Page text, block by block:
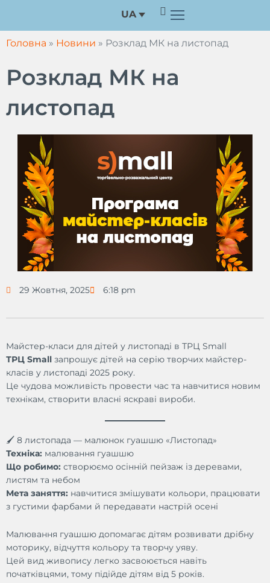
вмісту
UA
Головна » Новини » Розклад МК на листопад
Розклад МК на
листопад
29 Жовтня, 2025 6:18 pm
Майстер-класи для дітей у листопаді в ТРЦ Small
ТРЦ Small запрошує дітей на серію творчих майстер-
класів у листопаді 2025 року.
Це чудова можливість провести час та навчитися новим
технікам, створити власні яскраві вироби.
🖌️ 8 листопада — малюнок гуашшю «Листопад»
Техніка: малювання гуашшю
Що робимо: створюємо осінній пейзаж із деревами,
листям та небом
Мета заняття: навчитися змішувати кольори, працювати
з густими фарбами й передавати настрій осені
Малювання гуашшю допомагає дітям розвивати дрібну
моторику, відчуття кольору та творчу уяву.
Цей вид живопису легко засвоюється навіть
початківцями, тому підійде дітям від 5 років.